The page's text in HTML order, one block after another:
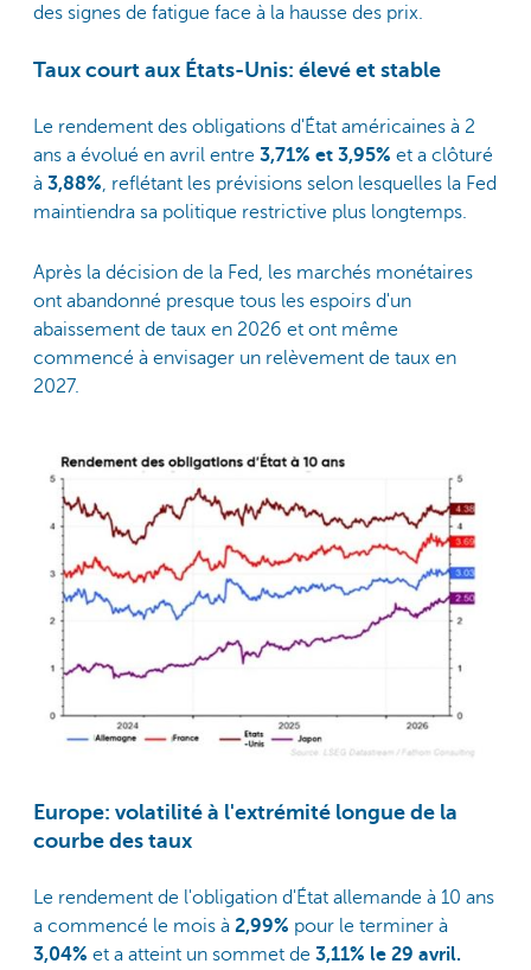
des signes de fatigue face à la hausse des prix.
Taux court aux États-Unis: élevé et stable
Le rendement des obligations d'État américaines à 2
ans a évolué en avril entre 3,71% et 3,95% et a clôturé
à 3,88%, reflétant les prévisions selon lesquelles la Fed
maintiendra sa politique restrictive plus longtemps.
Après la décision de la Fed, les marchés monétaires
ont abandonné presque tous les espoirs d'un
abaissement de taux en 2026 et ont même
commencé à envisager un relèvement de taux en
2027.
Europe: volatilité à l'extrémité longue de la
courbe des taux
Le rendement de l'obligation d'État allemande à 10 ans
a commencé le mois à 2,99% pour le terminer à
3,04% et a atteint un sommet de 3,11% le 29 avril.